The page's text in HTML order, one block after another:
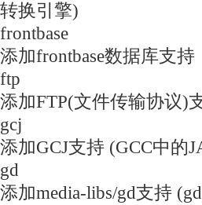
转换引擎)
frontbase
添加frontbase数据库支持
ftp
添加FTP(文件传输协议)
gcj
添加GCJ支持 (GCC中的
gd
添加media-libs/gd支持